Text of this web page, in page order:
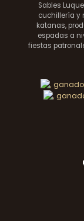
Sables
cuchillería y
katanas,
espadas a
fiestas